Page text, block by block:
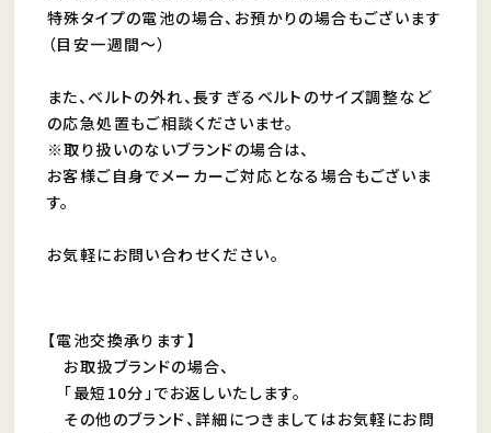
特殊タイプの電池の場合、お預かりの場合もございます
（目安一週間～）
また、ベルトの外れ、長すぎるベルトのサイズ調整など
の応急処置もご相談くださいませ。
※取り扱いのないブランドの場合は、
お客様ご自身でメーカーご対応となる場合もございま
す。
お気軽にお問い合わせください。
【電池交換承ります】
お取扱ブランドの場合、
「最短10分」でお返しいたします。
その他のブランド、詳細につきましてはお気軽にお問